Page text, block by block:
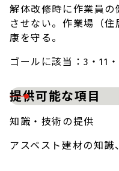
解体改修時に作業員の
させない。作業場（
康を守る。
ゴールに該当：3・11・
提供可能な項目
知識・技術の提供
アスベスト建材の知識